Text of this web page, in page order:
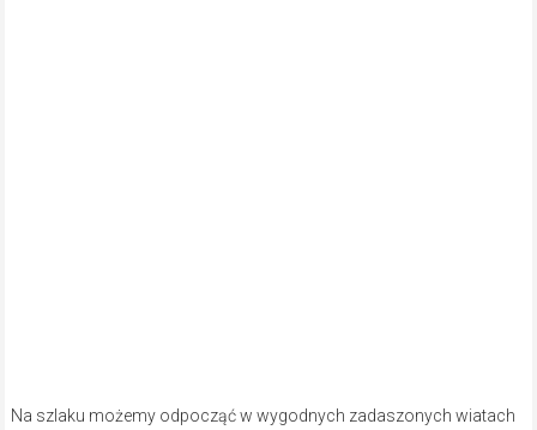
Na szlaku możemy odpocząć w wygodnych zadaszonych wiatach